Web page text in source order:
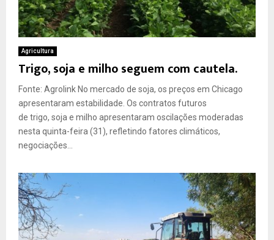
Agricultura
Trigo, soja e milho seguem com cautela.
Fonte: Agrolink No mercado de soja, os preços em Chicago
apresentaram estabilidade. Os contratos futuros
de trigo, soja e milho apresentaram oscilações moderadas
nesta quinta-feira (31), refletindo fatores climáticos,
negociações...